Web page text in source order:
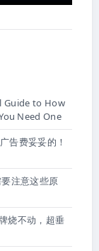
Guide to How
Need One
告费妥妥的！
注意这些原
烧不动，超垂